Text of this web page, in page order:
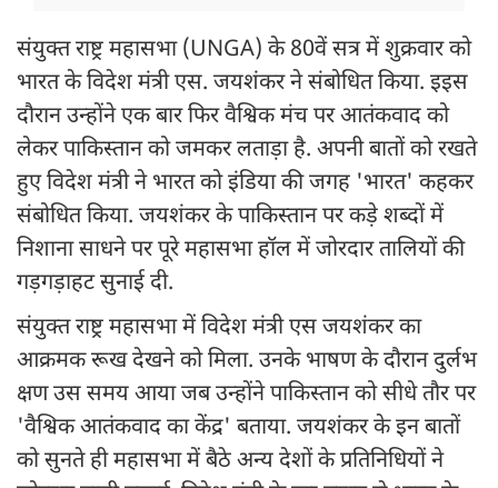
संयुक्त राष्ट्र महासभा (UNGA) के 80वें सत्र में शुक्रवार को
भारत के विदेश मंत्री एस. जयशंकर ने संबोधित किया. इइस
दौरान उन्होंने एक बार फिर वैश्विक मंच पर आतंकवाद को
लेकर पाकिस्तान को जमकर लताड़ा है. अपनी बातों को रखते
हुए विदेश मंत्री ने भारत को इंडिया की जगह 'भारत' कहकर
संबोधित किया. जयशंकर के पाकिस्तान पर कड़े शब्दों में
निशाना साधने पर पूरे महासभा हॉल में जोरदार तालियों की
गड़गड़ाहट सुनाई दी.
संयुक्त राष्ट्र महासभा में विदेश मंत्री एस जयशंकर का
आक्रमक रूख देखने को मिला. उनके भाषण के दौरान दुर्लभ
क्षण उस समय आया जब उन्होंने पाकिस्तान को सीधे तौर पर
'वैश्विक आतंकवाद का केंद्र' बताया. जयशंकर के इन बातों
को सुनते ही महासभा में बैठे अन्य देशों के प्रतिनिधियों ने